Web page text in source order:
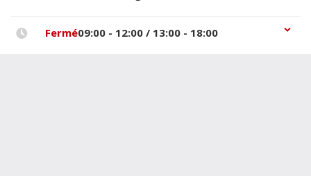
Fermé09:00 - 12:00 / 13:00 - 18:00